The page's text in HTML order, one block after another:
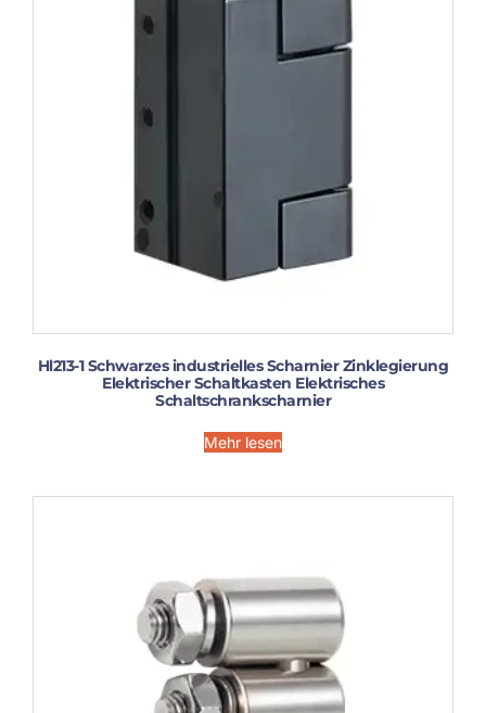
Hl213-1 Schwarzes industrielles Scharnier Zinklegierung
Elektrischer Schaltkasten Elektrisches
Schaltschrankscharnier
Mehr lesen